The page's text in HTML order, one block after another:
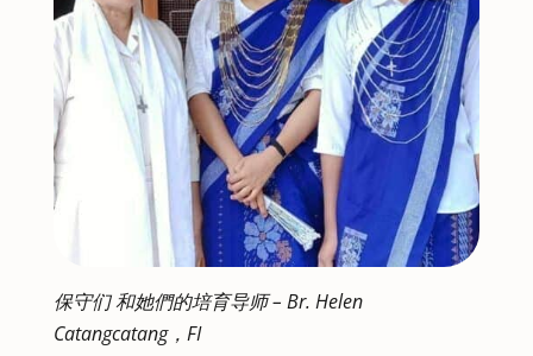
保守们 和她們的培育导师 – Br. Helen
Catangcatang，FI